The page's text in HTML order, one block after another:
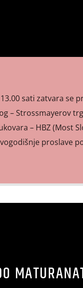
sati zatvara se
– Strossmayerov
– HBZ (Most
proslave